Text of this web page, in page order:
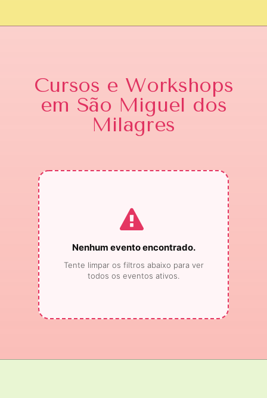
Cursos e Workshops
em São Miguel dos
Milagres
Nenhum evento encontrado.
Tente limpar os filtros abaixo para ver
todos os eventos ativos.